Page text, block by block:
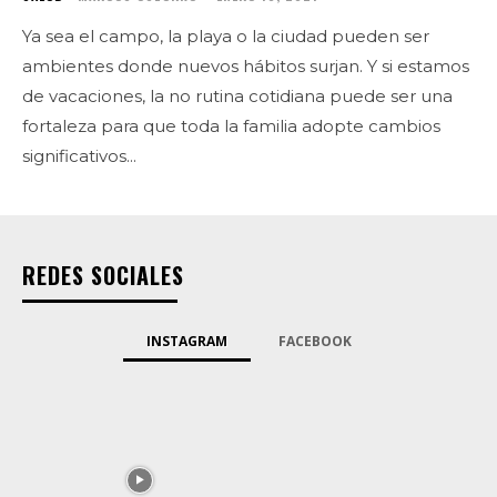
Ya sea el campo, la playa o la ciudad pueden ser
ambientes donde nuevos hábitos surjan. Y si estamos
de vacaciones, la no rutina cotidiana puede ser una
fortaleza para que toda la familia adopte cambios
significativos...
REDES SOCIALES
INSTAGRAM FACEBOOK